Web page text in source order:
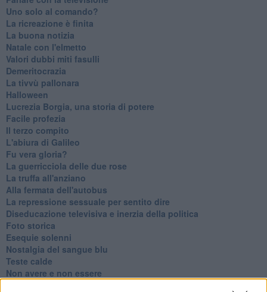
Uno solo al comando?
La ricreazione è finita
La buona notizia
Natale con l'elmetto
Valori dubbi miti fasulli
Demeritocrazia
La tivvù pallonara
Halloween
​Lucrezia Borgia, una storia di potere
Facile profezia
Il terzo compito
L'abiura di Galileo
Fu vera gloria?
La guerricciola delle due rose
La truffa all'anziano
Alla fermata dell'autobus
La repressione sessuale per sentito dire
Diseducazione televisiva e inerzia della politica
Foto storica
Esequie solenni
Nostalgia del sangue blu
Teste calde
Non avere e non essere